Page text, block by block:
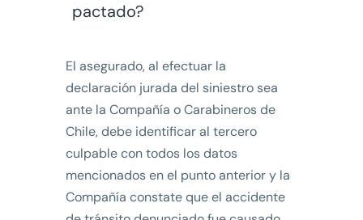
pactado?
El asegurado, al efectuar la
declaración jurada del siniestro sea
ante la Compañía o Carabineros de
Chile, debe identificar al tercero
culpable con todos los datos
mencionados en el punto anterior y la
Compañía constate que el accidente